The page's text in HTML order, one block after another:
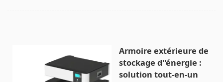
Armoire extérieure de
stockage d''énergie :
solution tout-en-un